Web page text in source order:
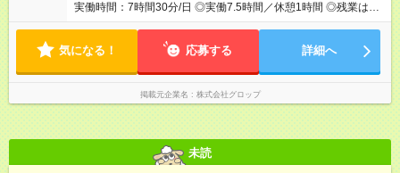
実働時間：7時間30分/日 ◎実働7.5時間／休憩1時間 ◎残業は月
平均28.5時間です。
気になる！ 応募する 詳細へ
掲載元企業名 株式会社グロップ
未読